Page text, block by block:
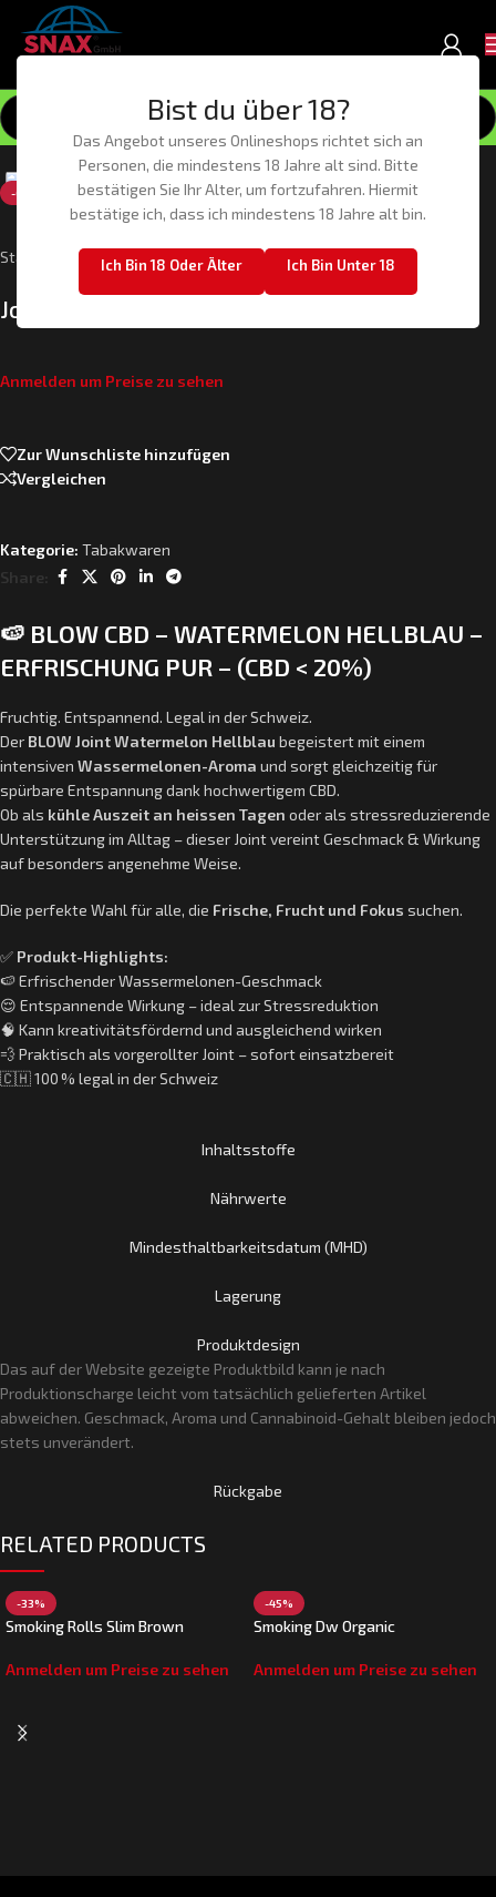
Bist du über 18?
Das Angebot unseres Onlineshops richtet sich an
Personen, die mindestens 18 Jahre alt sind. Bitte
bestätigen Sie Ihr Alter, um fortzufahren. Hiermit
bestätige ich, dass ich mindestens 18 Jahre alt bin.
Ich Bin 18 Oder Älter Ich Bin Unter 18
-61%
Klick zum Vergrößern
Start Tabakwaren
Joint Watermelon CBD – (x10)
Anmelden um Preise zu sehen
Zur Wunschliste hinzufügen
Vergleichen
Kategorie: Tabakwaren
Share:
🍉 BLOW CBD – WATERMELON HELLBLAU –
ERFRISCHUNG PUR – (CBD < 20%)
Fruchtig. Entspannend. Legal in der Schweiz.
Der BLOW Joint Watermelon Hellblau begeistert mit einem
intensiven Wassermelonen-Aroma und sorgt gleichzeitig für
spürbare Entspannung dank hochwertigem CBD.
Ob als kühle Auszeit an heissen Tagen oder als stressreduzierende
Unterstützung im Alltag – dieser Joint vereint Geschmack & Wirkung
auf besonders angenehme Weise.
Die perfekte Wahl für alle, die Frische, Frucht und Fokus suchen.
✅ Produkt-Highlights:
🍉 Erfrischender Wassermelonen-Geschmack
😌 Entspannende Wirkung – ideal zur Stressreduktion
🧠 Kann kreativitätsfördernd und ausgleichend wirken
💨 Praktisch als vorgerollter Joint – sofort einsatzbereit
🇨🇭 100 % legal in der Schweiz
Inhaltsstoffe
Nährwerte
Mindesthaltbarkeitsdatum (MHD)
Lagerung
Produktdesign
Das auf der Website gezeigte Produktbild kann je nach
Produktionscharge leicht vom tatsächlich gelieferten Artikel
abweichen. Geschmack, Aroma und Cannabinoid-Gehalt bleiben jedoch
stets unverändert.
Rückgabe
RELATED PRODUCTS
-33%
Smoking Rolls Slim Brown
Anmelden um Preise zu sehen
-45%
Smoking Dw Organic
Anmelden um Preise zu sehen